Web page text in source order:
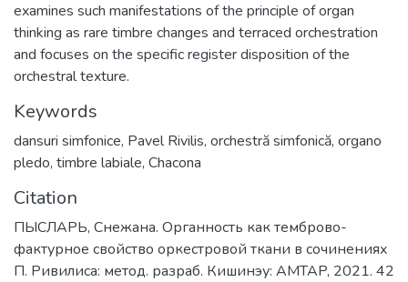
examines such manifestations of the principle of organ
thinking as rare timbre changes and terraced orchestration
and focuses on the specific registеr disposition of the
orchestral texture.
Keywords
dansuri simfonice, Pavel Rivilis, orchestră simfonică, organo
pledo, timbre labiale, Chacona
Citation
ПЫСЛАРЬ, Снежана. Органность как темброво-
фактурное свойство оркестровой ткани в сочинениях
П. Ривилиса: метод. разраб. Кишинэу: AMTAP, 2021. 42